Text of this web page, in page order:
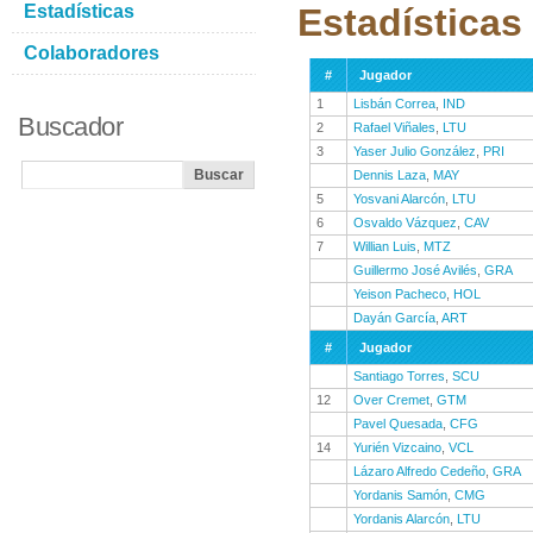
#
Jugador
1
Lisbán Correa IND
2
Rafael Viñales
LTU
3
Yaser Julio González
PRI
Dennis Laza MAY
5
Yosvani Alarcón LTU
6
Osvaldo Vázquez CAV
7
Willian Luis
MTZ
Guillermo José Avilés GRA
Yeison Pacheco HOL
Dayán García ART
#
Jugador
Santiago Torres SCU
12
Over Cremet GTM
Pavel Quesada CFG
14
Yurién Vizcaino VCL
Lázaro Alfredo Cedeño GRA
Yordanis Samón CMG
Yordanis Alarcón LTU
Estadísticas
Colaboradores
Buscador